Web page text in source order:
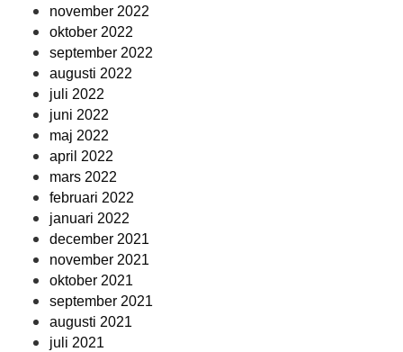
november 2022
oktober 2022
september 2022
augusti 2022
juli 2022
juni 2022
maj 2022
april 2022
mars 2022
februari 2022
januari 2022
december 2021
november 2021
oktober 2021
september 2021
augusti 2021
juli 2021